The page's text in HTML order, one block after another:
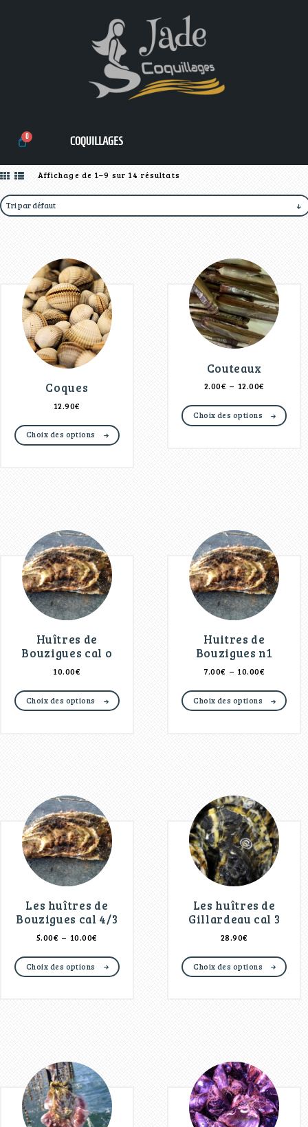
COQUILLAGES
Affichage de 1–9 sur 14 résultats
Coques
12.90€
Choix des options
Couteaux
2.00€ – 12.00€
Choix des options
Huîtres de
Bouzigues cal o
10.00€
Choix des options
Huitres de
Bouzigues n1
7.00€ – 10.00€
Choix des options
Les huîtres de
Bouzigues cal 4/3
5.00€ – 10.00€
Choix des options
Les huîtres de
Gillardeau cal 3
28.90€
Choix des options